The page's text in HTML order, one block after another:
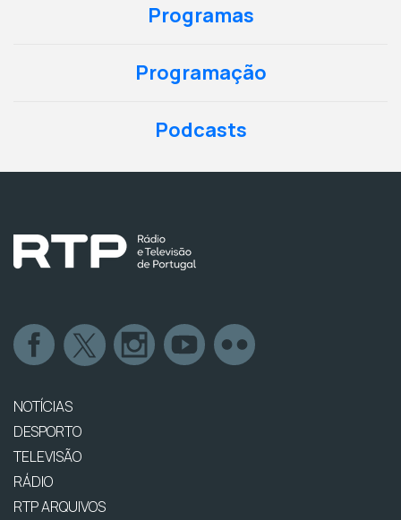
Programas
Programação
Podcasts
NOTÍCIAS
DESPORTO
TELEVISÃO
RÁDIO
RTP ARQUIVOS